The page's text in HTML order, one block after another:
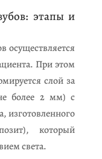
этапы и
осуществляется
При этом
слой за
более 2 мм) с
изготовленного
который
света.